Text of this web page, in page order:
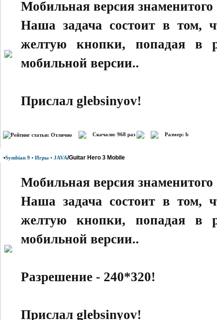
Мобильная версия
Наша задача состоит в том,
желтую кнопки, попадая в
мобильной версии..
Прислал glebsinyov!
Скачали: 968 раз Размер: b
•Symbian 9 • Игры • JAVA/Guitar Hero 3 Mobile
Мобильная версия
Наша задача состоит в том,
желтую кнопки, попадая в
мобильной версии..
Разрешение - 240*320!
Прислал glebsinyov!